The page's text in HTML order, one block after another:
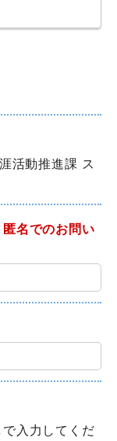
活動推進課 ス
匿名でのお問い
入力してくだ